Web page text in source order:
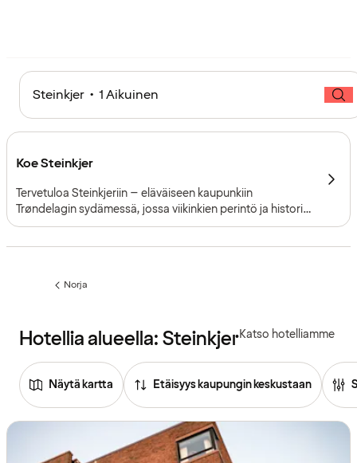
Steinkjer • 1 Aikuinen
Koe Steinkjer
Tervetuloa Steinkjeriin – eläväiseen kaupunkiin
Trøndelagin sydämessä, jossa viikinkien perintö ja historia
kohtaavat modernin kulttuurin ja luonnon.
Edellinen
Norja
Hotellia alueella: SteinkjerKatso hotelliamme
Näytä kartta Etäisyys kaupungin keskustaan
Tutustu
hotelleihin